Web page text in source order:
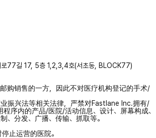
로77길 17, 5층 1,2,3,4호(서초동, BLOCK77)
购销售的一方，因此不对医疗机构登记的手术/
振兴法等相关法律，严禁对Fastlane Inc.拥有/
序内的产品/医院/活动信息、设计、屏幕构成、
、分发、广播、传输、抓取等。
止运营的医院。